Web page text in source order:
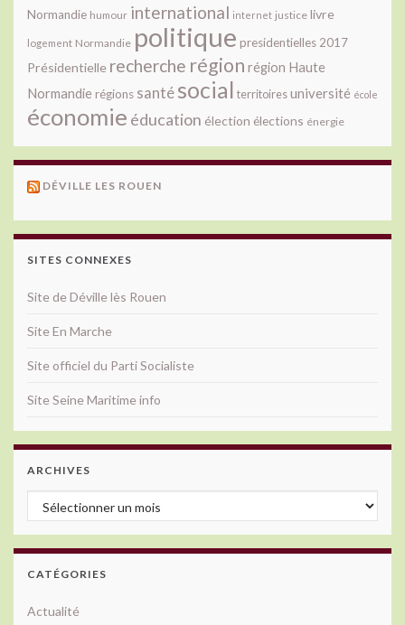
Normandie humour international internet justice livre
logement Normandie politique presidentielles 2017
Présidentielle recherche région région Haute
Normandie régions santésocial territoiresuniversité école
économie éducation élection élections énergie
DÉVILLE LES ROUEN
SITES CONNEXES
Site de Déville lès Rouen
Site En Marche
Site officiel du Parti Socialiste
Site Seine Maritime info
ARCHIVES
Archives
CATÉGORIES
Actualité